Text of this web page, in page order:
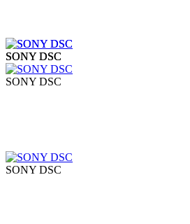
SONY DSC
SONY DSC
SONY DSC
SONY DSC